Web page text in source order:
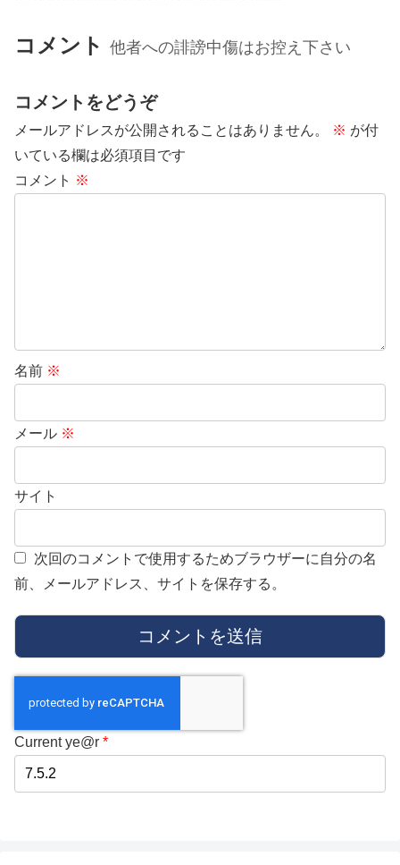
コメント 他者への誹謗中傷はお控え下さい
コメントをどうぞ
メールアドレスが公開されることはありません。 ※ が付
いている欄は必須項目です
コメント ※
名前 ※
メール ※
サイト
次回のコメントで使用するためブラウザーに自分の名
前、メールアドレス、サイトを保存する。
Current ye@r *